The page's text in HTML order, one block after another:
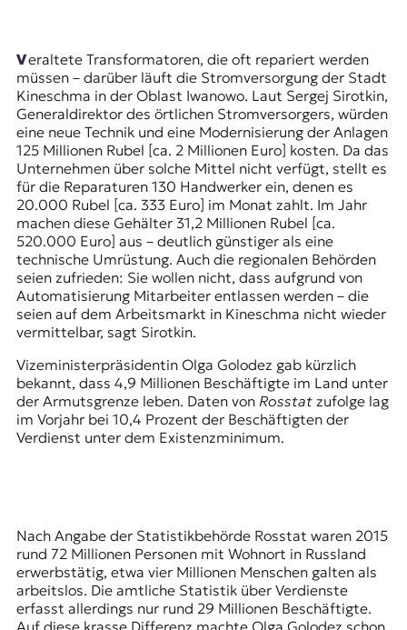
E
R
W
s
s
e
n
J
o
u
r
n
s
m
u
M
e
d
i
e
Veraltete Transformatoren, die oft repariert werden
müssen – darüber läuft die Stromversorgung der Stadt
Kineschma in der Oblast Iwanowo. Laut Sergej Sirotkin,
Generaldirektor des örtlichen Stromversorgers, würden
eine neue Technik und eine Modernisierung der Anlagen
125 Millionen Rubel [ca. 2 Millionen Euro] kosten. Da das
Unternehmen über solche Mittel nicht verfügt, stellt es
für die Reparaturen 130 Handwerker ein, denen es
20.000 Rubel [ca. 333 Euro] im Monat zahlt. Im Jahr
machen diese Gehälter 31,2 Millionen Rubel [ca.
520.000 Euro] aus – deutlich günstiger als eine
technische Umrüstung. Auch die regionalen Behörden
seien zufrieden: Sie wollen nicht, dass aufgrund von
Automatisierung Mitarbeiter entlassen werden – die
seien auf dem Arbeitsmarkt in Kineschma nicht wieder
vermittelbar, sagt Sirotkin.
Vizeministerpräsidentin Olga Golodez gab kürzlich
bekannt, dass 4,9 Millionen Beschäftigte im Land unter
der Armutsgrenze leben. Daten von Rosstatzufolge lag
im Vorjahr bei 10,4 Prozent der Beschäftigten der
Verdienst unter dem Existenzminimum.
Nach Angabe der Statistikbehörde Rosstat waren 2015
rund 72 Millionen Personen mit Wohnort in Russland
erwerbstätig, etwa vier Millionen Menschen galten als
arbeitslos. Die amtliche Statistik über Verdienste
erfasst allerdings nur rund 29 Millionen Beschäftigte.